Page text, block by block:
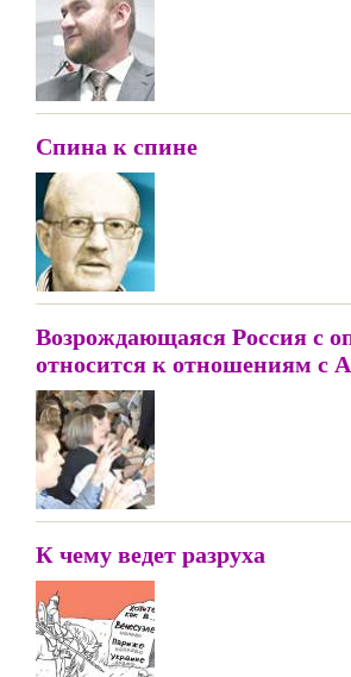
Спина к спине
Возрождающаяся Россия с
относится к отношениям с
К чему ведет разруха